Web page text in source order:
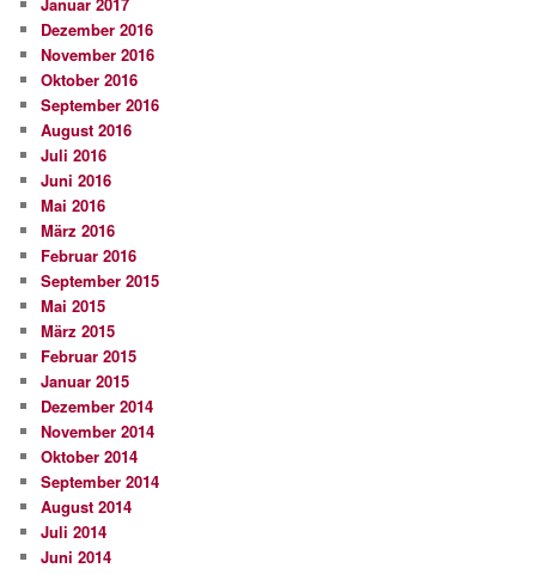
Januar 2017
Dezember 2016
November 2016
Oktober 2016
September 2016
August 2016
Juli 2016
Juni 2016
Mai 2016
März 2016
Februar 2016
September 2015
Mai 2015
März 2015
Februar 2015
Januar 2015
Dezember 2014
November 2014
Oktober 2014
September 2014
August 2014
Juli 2014
Juni 2014